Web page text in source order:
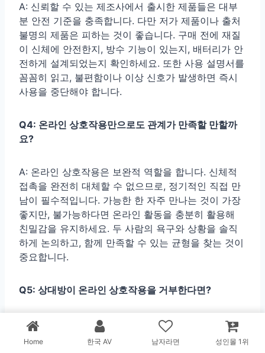
A: 신뢰할 수 있는 제조사에서 출시한 제품들은 대부
분 안전 기준을 충족합니다. 다만 저가 제품이나 출처
불명의 제품은 피하는 것이 좋습니다. 구매 전에 재질
이 신체에 안전한지, 방수 기능이 있는지, 배터리가 안
전하게 설계되었는지 확인하세요. 또한 사용 설명서를
꼼꼼히 읽고, 불편함이나 이상 신호가 발생하면 즉시
사용을 중단해야 합니다.
Q4: 온라인 상호작용만으로도 관계가 만족할 만할까
요?
A: 온라인 상호작용은 보완적 역할을 합니다. 신체적
접촉을 완전히 대체할 수 없으므로, 정기적인 직접 만
남이 필수적입니다. 가능한 한 자주 만나는 것이 가장
좋지만, 불가능하다면 온라인 활동을 충분히 활용해
친밀감을 유지하세요. 두 사람의 욕구와 상황을 솔직
하게 논의하고, 함께 만족할 수 있는 균형을 찾는 것이
중요합니다.
Q5: 상대방이 온라인 상호작용을 거부한다면?
A: 이 경우 판단적이지 않은 태도로 대화
하는 것이 중
요합니다. 상대방의 거부감이 온라인 활동 자체에 있
Home 한국 AV 남자라면 성인몰 1위